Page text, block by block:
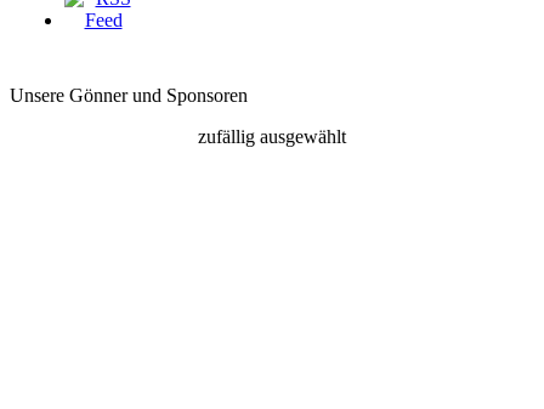
Unsere Gönner und Sponsoren
zufällig ausgewählt